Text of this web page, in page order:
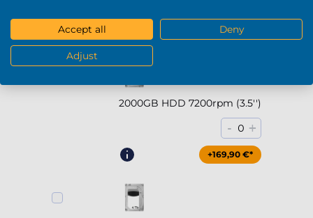
+294,90 €*
2000GB HDD 7200rpm (3.5'')
- 0 +
+169,90 €*
Accept all Deny
Adjust